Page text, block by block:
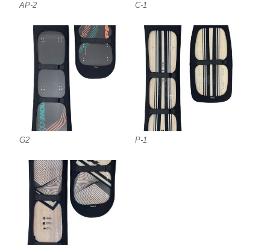
AP-2 C-1
G2 P-1